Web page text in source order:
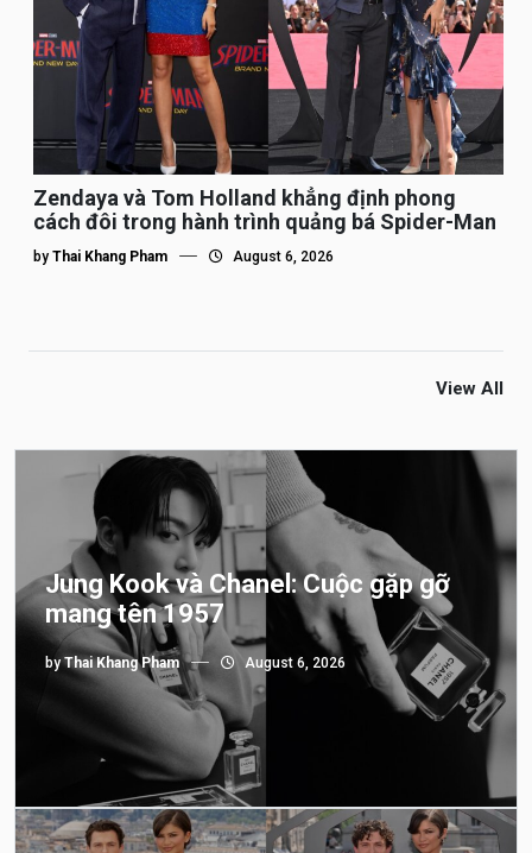
Zendaya và Tom Holland khẳng định phong
cách đôi trong hành trình quảng bá Spider-Man
by Thai Khang Pham August 6, 2026
View All
Jung Kook và Chanel: Cuộc gặp gỡ
mang tên 1957
byThai Khang Pham August 6, 2026